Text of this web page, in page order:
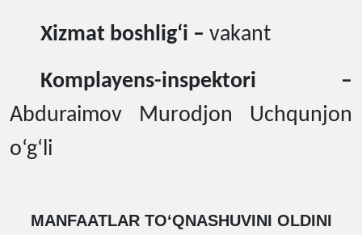
Xizmat boshlig‘i – vakant
Komplayens-inspektori –
Abduraimov Murodjon Uchqunjon
o‘g‘li
MANFAATLAR TOʻQNASHUVINI OLDINI